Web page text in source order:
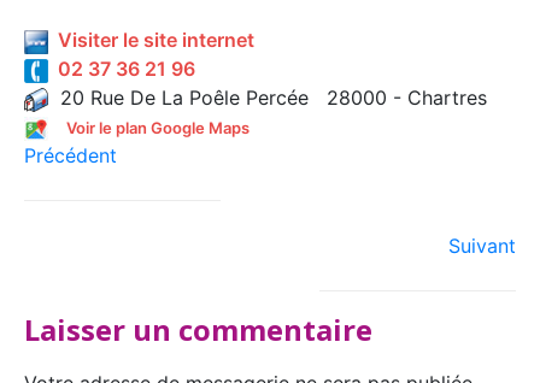
Visiter le site internet
02 37 36 21 96
20 Rue De La Poêle Percée 28000 - Chartres
Voir le plan Google Maps
Précédent
Suivant
Laisser un commentaire